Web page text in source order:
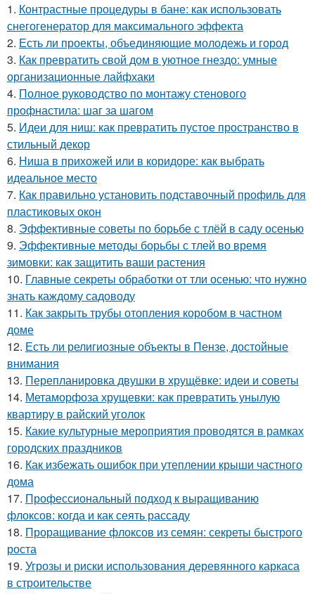
1. Контрастные процедуры в бане: как использовать
снегогенератор для максимального эффекта
2. Есть ли проекты, объединяющие молодежь и город
3. Как превратить свой дом в уютное гнездо: умные
организационные лайфхаки
4. Полное руководство по монтажу стенового
профнастила: шаг за шагом
5. Идеи для ниш: как превратить пустое пространство в
стильный декор
6. Ниша в прихожей или в коридоре: как выбрать
идеальное место
7. Как правильно установить подставочный профиль для
пластиковых окон
8. Эффективные советы по борьбе с тлёй в саду осенью
9. Эффективные методы борьбы с тлей во время
зимовки: как защитить ваши растения
10. Главные секреты обработки от тли осенью: что нужно
знать каждому садоводу
11. Как закрыть трубы отопления коробом в частном
доме
12. Есть ли религиозные объекты в Пензе, достойные
внимания
13. Перепланировка двушки в хрущёвке: идеи и советы
14. Метаморфоза хрущевки: как превратить унылую
квартиру в райский уголок
15. Какие культурные мероприятия проводятся в рамках
городских праздников
16. Как избежать ошибок при утеплении крыши частного
дома
17. Профессиональный подход к выращиванию
флоксов: когда и как сеять рассаду
18. Проращивание флоксов из семян: секреты быстрого
роста
19. Угрозы и риски использования деревянного каркаса
в строительстве